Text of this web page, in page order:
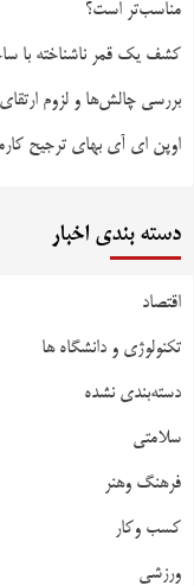
مناسب‌تر است؟
کشف یک قمر ناشناخته با
بررسی چالش‌ها و لزوم
اوپن ای آی بهای ترجیح
دسته بندی اخبار
اقتصاد
تکنولوژی و دانشگاه ها
دسته‌بندی نشده
سلامتی
فرهنگ وهنر
کسب وکار
ورزشی